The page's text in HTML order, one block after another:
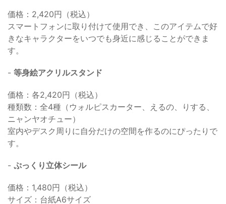
価格：2,420円（税込）
スマートフォンに取り付けて使用でき、このアイテムで好
きなキャラクターをいつでも身近に感じることができま
す。
- 等身絵アクリルスタンド
価格：各2,420円（税込）
種類数：全4種（ウォルピスカーター、えるの、りする、
ニャンヤオチュー）
室内やデスク周りに自分だけの空間を作るのにぴったりで
す。
- ぷっくり立体シール
価格：1,480円（税込）
サイズ：台紙A6サイズ